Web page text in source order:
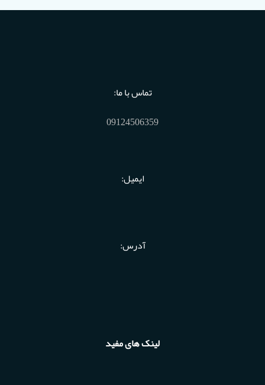
تماس با ما:
09124506359
ایمیل:
آدرس:
لینک های مفید